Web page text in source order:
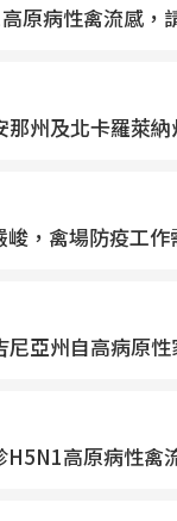
原病性禽流感，
州及北卡羅萊
，禽場防疫工作
亞州自高病原
高原病性禽